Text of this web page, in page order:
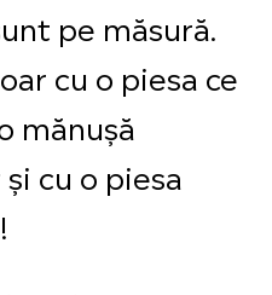
pe măsură.
cu o piesa ce
mănușă
cu o piesa